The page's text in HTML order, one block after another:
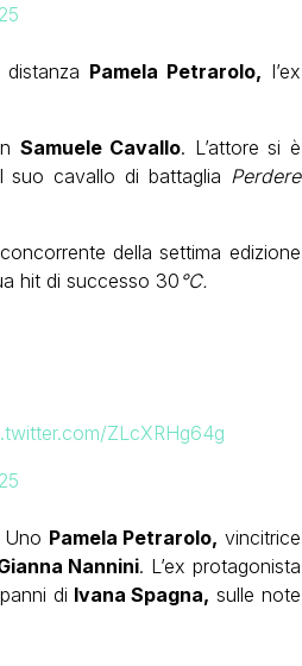
Pamela Petrarolo, l’ex
Samuele Cavallo. L’attore si è
suo cavallo di battaglia Perdere
concorrente della settima edizione
hit di successo 30 °C.
ZLcXRHg64g
Pamela Petrarolo, vincitrice
Nannini. L’ex protagonista
di Ivana Spagna, sulle note